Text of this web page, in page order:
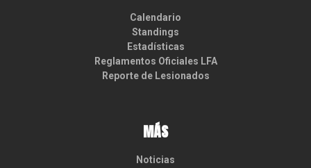
Calendario
Standings
Estadísticas
Reglamentos Oficiales LFA
Reporte de Lesionados
MÁS
Noticias